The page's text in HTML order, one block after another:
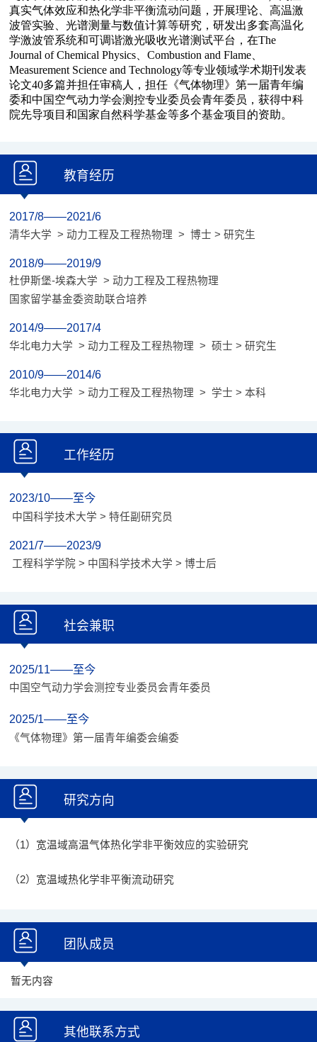
教育经历
2017/8——2021/6
清华大学 > 动力工程及工程热物理 > 博士 > 研究生
2018/9——2019/9
杜伊斯堡-埃森大学 > 动力工程及工程热物理
国家留学基金委资助联合培养
2014/9——2017/4
华北电力大学 > 动力工程及工程热物理 > 硕士 > 研究生
2010/9——2014/6
华北电力大学 > 动力工程及工程热物理 > 学士 > 本科
工作经历
2023/10——至今
中国科学技术大学 > 特任副研究员
2021/7——2023/9
工程科学学院 > 中国科学技术大学 > 博士后
社会兼职
2025/11——至今
中国空气动力学会测控专业委员会青年委员
2025/1——至今
《气体物理》第一届青年编委会编委
研究方向
（1）宽温域高温气体热化学非平衡效应的实验研究
（2）宽温域热化学非平衡流动研究
团队成员
暂无内容
其他联系方式